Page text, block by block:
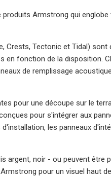
Armstrong qui englobe
Crests, Tectonic et Tidal)
fonction de la disposition.
de remplissage
pour une découpe sur le
pour s'intégrer aux
les panneaux
argent, noir - ou peuvent être
pour un visuel haut